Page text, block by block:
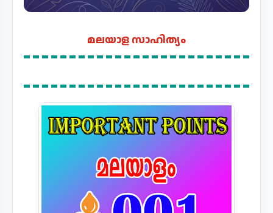
മലയാള സാഹിത്യം